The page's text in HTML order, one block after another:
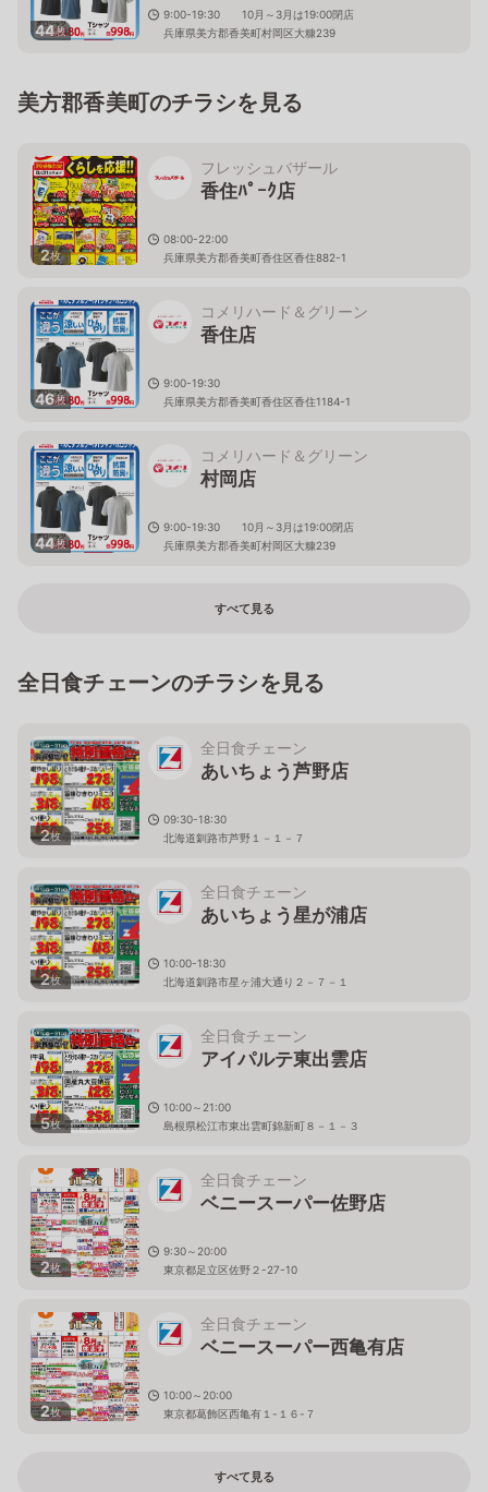
44枚
9:00-19:30 10月～3月は19:00閉店
兵庫県美方郡香美町村岡区大糠239
美方郡香美町のチラシを見る
2枚
フレッシュバザール
香住ﾊﾟｰｸ店
08:00-22:00
兵庫県美方郡香美町香住区香住882-1
46枚
コメリハード＆グリーン
香住店
9:00-19:30
兵庫県美方郡香美町香住区香住1184-1
44枚
コメリハード＆グリーン
村岡店
9:00-19:30 10月～3月は19:00閉店
兵庫県美方郡香美町村岡区大糠239
すべて見る
全日食チェーンのチラシを見る
2枚
全日食チェーン
あいちょう芦野店
09:30-18:30
北海道釧路市芦野１－１－７
2枚
全日食チェーン
あいちょう星が浦店
10:00-18:30
北海道釧路市星ヶ浦大通り２－７－１
5枚
全日食チェーン
アイパルテ東出雲店
10:00～21:00
島根県松江市東出雲町錦新町８－１－３
2枚
全日食チェーン
ベニースーパー佐野店
9:30～20:00
東京都足立区佐野２-27-10
2枚
全日食チェーン
ベニースーパー西亀有店
10:00～20:00
東京都葛飾区西亀有１-１６-７
すべて見る